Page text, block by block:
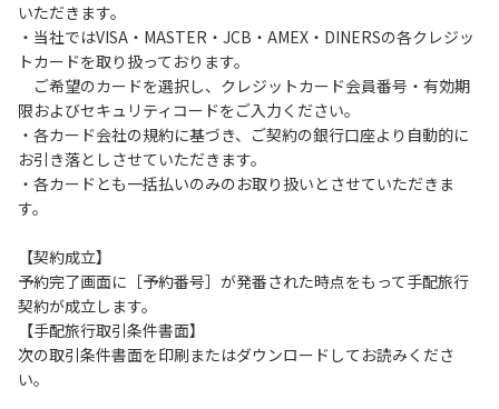
いただきます。
・当社ではVISA・MASTER・JCB・AMEX・DINERSの各クレジッ
トカードを取り扱っております。
ご希望のカードを選択し、クレジットカード会員番号・有効期
限およびセキュリティコードをご入力ください。
・各カード会社の規約に基づき、ご契約の銀行口座より自動的に
お引き落としさせていただきます。
・各カードとも一括払いのみのお取り扱いとさせていただきま
す。
【契約成立】
予約完了画面に［予約番号］が発番された時点をもって手配旅行
契約が成立します。
【手配旅行取引条件書面】
次の取引条件書面を印刷またはダウンロードしてお読みくださ
い。